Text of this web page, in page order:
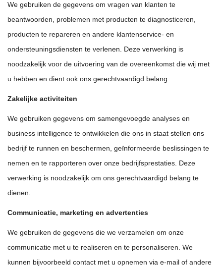
We gebruiken de gegevens om vragen van klanten te
beantwoorden, problemen met producten te diagnosticeren,
producten te repareren en andere klantenservice- en
ondersteuningsdiensten te verlenen. Deze verwerking is
noodzakelijk voor de uitvoering van de overeenkomst die wij met
u hebben en dient ook ons gerechtvaardigd belang.
Zakelijke activiteiten
We gebruiken gegevens om samengevoegde analyses en
business intelligence te ontwikkelen die ons in staat stellen ons
bedrijf te runnen en beschermen, geïnformeerde beslissingen te
nemen en te rapporteren over onze bedrijfsprestaties. Deze
verwerking is noodzakelijk om ons gerechtvaardigd belang te
dienen.
Communicatie, marketing en advertenties
We gebruiken de gegevens die we verzamelen om onze
communicatie met u te realiseren en te personaliseren. We
kunnen bijvoorbeeld contact met u opnemen via e-mail of andere